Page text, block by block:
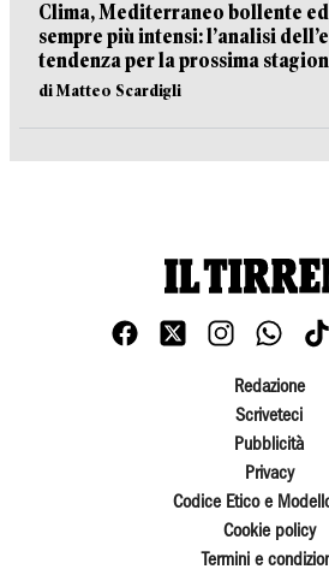
Clima, Mediterraneo bollente
sempre più intensi: l’analisi
tendenza per la prossima
di Matteo Scardigli
Redazione
Scriveteci
Pubblicità
Privacy
Codice Etico e
Cookie policy
Termini e